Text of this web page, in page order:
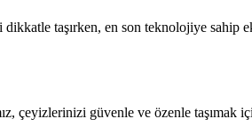
taşırken, en son teknolojiye sahip
çeyizlerinizi güvenle ve özenle